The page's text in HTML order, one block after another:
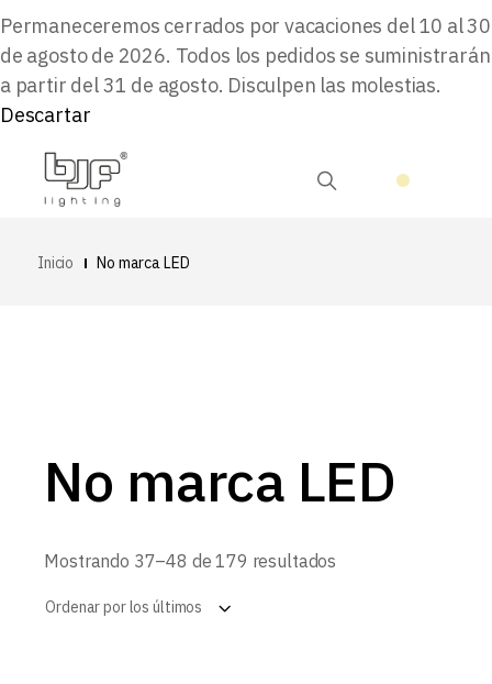
Permaneceremos cerrados por vacaciones del 10 al 30
de agosto de 2026. Todos los pedidos se suministrarán
a partir del 31 de agosto. Disculpen las molestias.
Descartar
Inicio No marca LED
No marca LED
Mostrando 37–48 de 179 resultados
Ordenar por los últimos